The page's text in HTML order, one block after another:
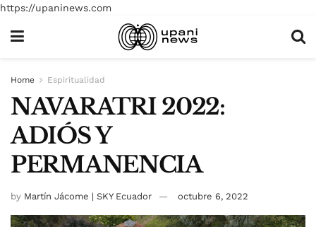
https://upaninews.com
Home Espiritualidad
NAVARATRI 2022:
ADIÓS Y
PERMANENCIA
by Martín Jácome | SKY Ecuador octubre 6, 2022